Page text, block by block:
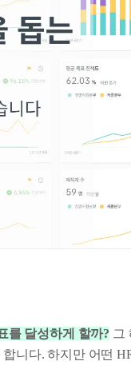
를 달성하게 할까? 그
니다. 하지만 어떤